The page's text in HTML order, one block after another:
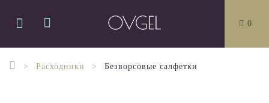
0
Расходники Безворсовые салфетки